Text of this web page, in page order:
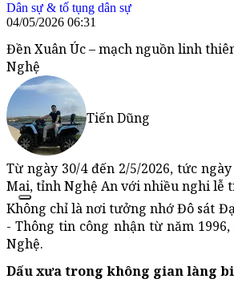
Dân sự & tố tụng dân sự
04/05/2026 06:31
Đền Xuân Úc – mạch nguồn linh
Nghệ
Tiến Dũng
Từ ngày 30/4 đến 2/5/2026, tức
Mai, tỉnh Nghệ An với nhiều nghi lễ
Không chỉ là nơi tưởng nhớ Đô sát
- Thông tin công nhận từ năm
Nghệ.
Dấu xưa trong không gian làng